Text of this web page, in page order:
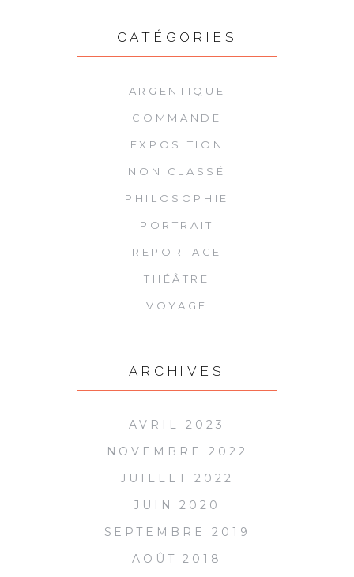
CATÉGORIES
ARGENTIQUE
COMMANDE
EXPOSITION
NON CLASSÉ
PHILOSOPHIE
PORTRAIT
REPORTAGE
THÉÂTRE
VOYAGE
ARCHIVES
AVRIL 2023
NOVEMBRE 2022
JUILLET 2022
JUIN 2020
SEPTEMBRE 2019
AOÛT 2018